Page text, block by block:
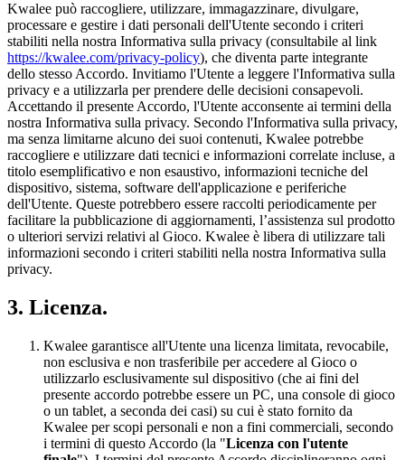
Kwalee può raccogliere, utilizzare, immagazzinare, divulgare,
processare e gestire i dati personali dell'Utente secondo i criteri
stabiliti nella nostra Informativa sulla privacy (consultabile al link
https://kwalee.com/privacy-policy), che diventa parte integrante
dello stesso Accordo. Invitiamo l'Utente a leggere l'Informativa sulla
privacy e a utilizzarla per prendere delle decisioni consapevoli.
Accettando il presente Accordo, l'Utente acconsente ai termini della
nostra Informativa sulla privacy. Secondo l'Informativa sulla privacy,
ma senza limitarne alcuno dei suoi contenuti, Kwalee potrebbe
raccogliere e utilizzare dati tecnici e informazioni correlate incluse, a
titolo esemplificativo e non esaustivo, informazioni tecniche del
dispositivo, sistema, software dell'applicazione e periferiche
dell'Utente. Queste potrebbero essere raccolti periodicamente per
facilitare la pubblicazione di aggiornamenti, l’assistenza sul prodotto
o ulteriori servizi relativi al Gioco. Kwalee è libera di utilizzare tali
informazioni secondo i criteri stabiliti nella nostra Informativa sulla
privacy.
3. Licenza.
Kwalee garantisce all'Utente una licenza limitata, revocabile,
non esclusiva e non trasferibile per accedere al Gioco o
utilizzarlo esclusivamente sul dispositivo (che ai fini del
presente accordo potrebbe essere un PC, una console di gioco
o un tablet, a seconda dei casi) su cui è stato fornito da
Kwalee per scopi personali e non a fini commerciali, secondo
i termini di questo Accordo (la "Licenza con l'utente